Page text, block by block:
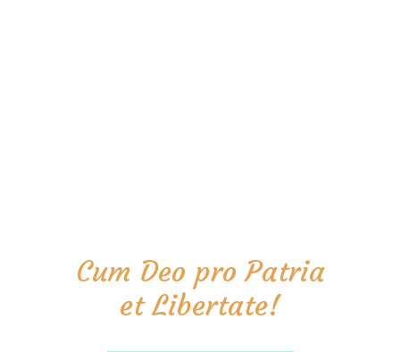
Cum Deo pro Patria
et Libertate!